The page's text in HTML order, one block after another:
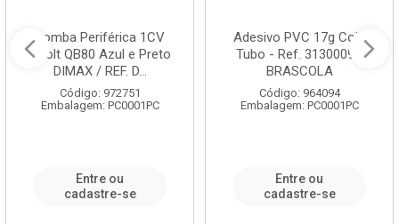
Bomba Periférica 1CV
Bivolt QB80 Azul e Preto
DIMAX / REF. D...
Código: 972751
Embalagem: PC0001PC
Entre ou
cadastre-se
Adesivo PVC 17g Cola
Tubo - Ref. 3130009 -
BRASCOLA
Código: 964094
Embalagem: PC0001PC
Entre ou
cadastre-se